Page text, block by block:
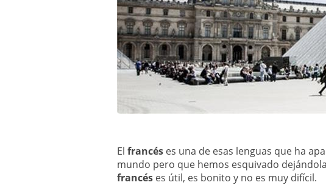
El francés es una de esas lenguas que ha
mundo pero que hemos esquivado
francés es útil, es bonito y no es muy difícil.